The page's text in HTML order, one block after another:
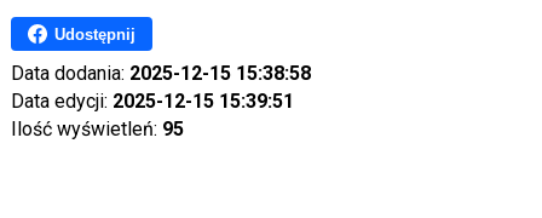
Udostępnij
Data dodania: 2025-12-15 15:38:58
Data edycji: 2025-12-15 15:39:51
Ilość wyświetleń: 95